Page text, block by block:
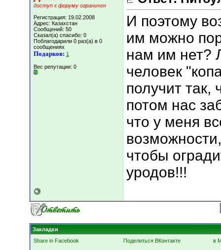
доступ к форуму ограничен
Регистрация: 19.02.2008
Адрес: Казахстан
Сообщений: 50
Сказал(а) спасибо: 0
Поблагодарили 0 раз(а) в 0
сообщениях
Подарков: 1
Вес репутации: 0
И поэтому
им можно
нам им нет?
человек
получит так,
потом нас
что у меня
чтобы
уродов!!!
Закладки
Share in Facebook
Поделиться ВКонтакте
в